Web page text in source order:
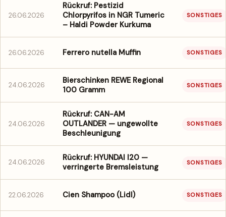
26.06.2026
Rückruf: Pestizid
Chlorpyrifos in NGR Tumeric
– Haldi Powder Kurkuma
SONSTIGES
26.06.2026 Ferrero nutella Muffin SONSTIGES
24.06.2026
Bierschinken REWE Regional
100 Gramm
SONSTIGES
24.06.2026
Rückruf: CAN-AM
OUTLANDER — ungewollte
Beschleunigung
SONSTIGES
24.06.2026
Rückruf: HYUNDAI I20 —
verringerte Bremsleistung
SONSTIGES
22.06.2026 Cien Shampoo (Lidl) SONSTIGES